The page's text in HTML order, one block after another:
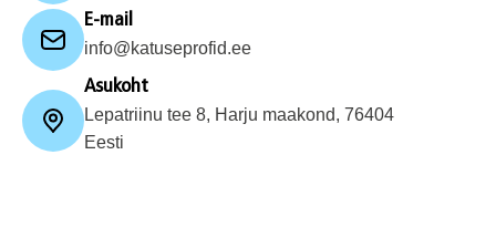
E-mail
info@katuseprofid.ee
Asukoht
Lepatriinu tee 8, Harju maakond, 76404
Eesti